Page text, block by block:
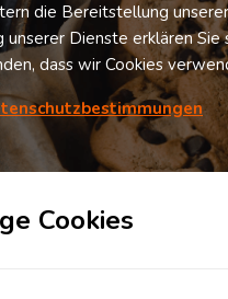
Suche
die Bereitstellung
unserer Dienste erklären Sie
dass wir Cookies
Cookies